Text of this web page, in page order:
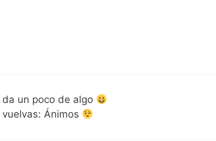
un poco de algo
Ánimos